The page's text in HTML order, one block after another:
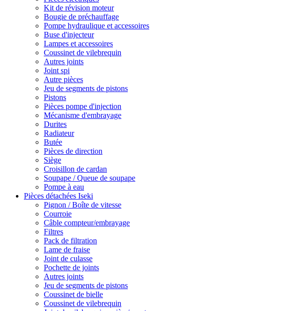
Kit de révision moteur
Bougie de préchauffage
Pompe hydraulique et accessoires
Buse d'injecteur
Lampes et accessoires
Coussinet de vilebrequin
Autres joints
Joint spi
Autre pièces
Jeu de segments de pistons
Pistons
Pièces pompe d'injection
Mécanisme d'embrayage
Durites
Radiateur
Butée
Pièces de direction
Siège
Croisillon de cardan
Soupape / Queue de soupape
Pompe à eau
Pièces détachées Iseki
Pignon / Boîte de vitesse
Courroie
Câble compteur/embrayage
Filtres
Pack de filtration
Lame de fraise
Joint de culasse
Pochette de joints
Autres joints
Jeu de segments de pistons
Coussinet de bielle
Coussinet de vilebrequin